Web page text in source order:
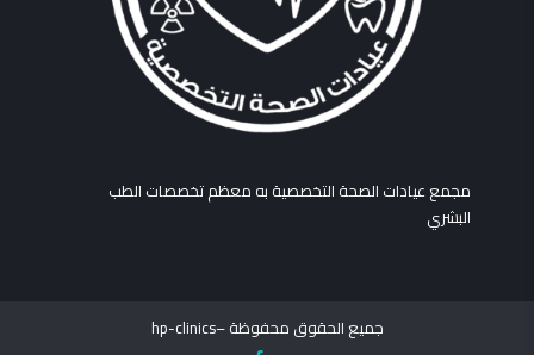
مجمع عيادات الصحة التخصصية به معظم تخصصات الطب
البشري
جميع الحقوق محفوظة –hp-clinics